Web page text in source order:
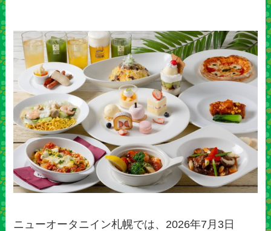
ニューオータニイン札幌では、2026年7月3日